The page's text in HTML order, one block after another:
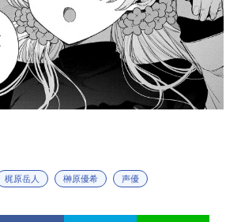
梶原岳人 榊原優希 声優